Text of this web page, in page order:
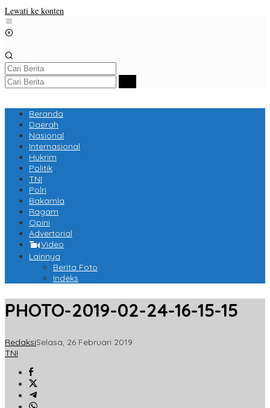
Lewati ke konten
Beranda
Daerah
Nasional
Internasional
Hukrim
Politik
TNI
Polri
Bakamla
Ragam
Opini
Advertorial
Video
Lainnya
Berita Foto
Indeks
PHOTO-2019-02-24-16-15-15
RedaksiSelasa, 26 Februari 2019
TNI